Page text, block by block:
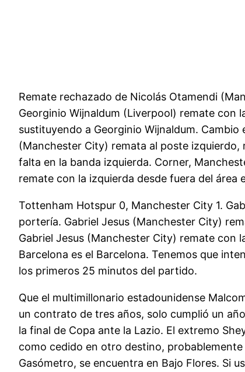
Remate rechazado de Nicolás Otamendi
Georginio Wijnaldum (Liverpool) remate con
sustituyendo a Georginio Wijnaldum.
(Manchester City) remata al poste
falta en la banda izquierda. Corner,
remate con la izquierda desde fuera del
Tottenham Hotspur 0, Manchester City 1.
portería. Gabriel Jesus (Manchester City)
Gabriel Jesus (Manchester City) remate con
Barcelona es el Barcelona. Tenemos que
los primeros 25 minutos del partido.
Que el multimillonario estadounidense
un contrato de tres años, solo cumplió un
la final de Copa ante la Lazio. El extremo
como cedido en otro destino,
Gasómetro, se encuentra en Bajo Flores. Si